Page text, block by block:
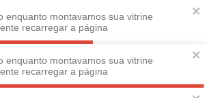
enquanto montavamos sua vitrine
recarregar a página
enquanto montavamos sua vitrine
recarregar a página
REGULAMENTO
perto de você! Informe seu CEP